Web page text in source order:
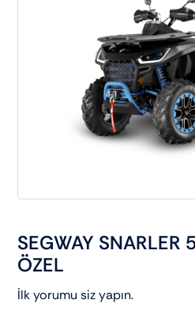
Scooter motorlar
SEGWAY SNARLER
ÖZEL
İlk yorumu siz yapın.